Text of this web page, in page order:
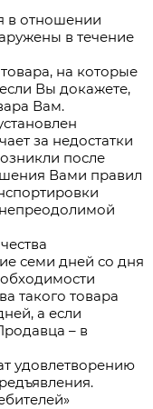
в отношении
в течение
на которые
Вы докажете,
Вам.
за недостатки
после
Вами правил
непреодолимой
семи дней со дня
такого товара
а если
– в
удовлетворению